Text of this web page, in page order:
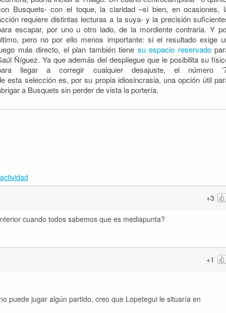
Busquets- con el toque, la claridad –si bien, en ocasiones,
requiere distintas lecturas a la suya- y la precisión
escapar, por uno u otro lado, de la mordiente contraria. Y
pero no por ello menos importante: si el resultado exige
más directo, el plan también tiene su espacio reservado
Ñíguez. Ya que además del despliegue que le posibilita su
llegar a corregir cualquier desajuste, el número
esta selección es, por su propia idiosincrasia, una opción útil
a Busquets sin perder de vista la portería.
+3
cuando todos sabemos que es mediapunta?
+1
puede jugar algún partido, creo que Lopetegui le situaría en